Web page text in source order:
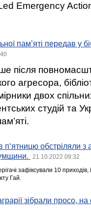
Emergency
пам’яті передав у
після
агресора,
двох
студій та
п‘ятницю обстріляли з
21.10.2022 09:32
зафіксували 10 приходів,
Гай.
зібрали просо,